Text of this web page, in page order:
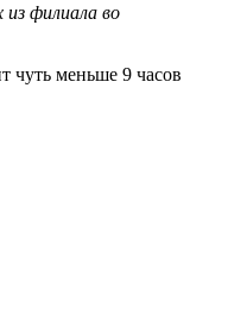
филиала во
чуть меньше 9 часов